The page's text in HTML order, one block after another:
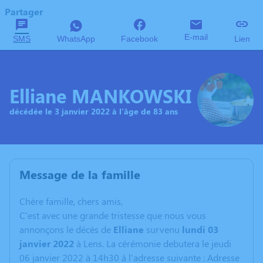
Partager
SMS WhatsApp Facebook E-mail Lien
Elliane MANKOWSKI
décédée le 3 janvier 2022 à l'âge de 83 ans
Message de la famille
Chère famille, chers amis,
C'est avec une grande tristesse que nous vous
annonçons le décès de Elliane survenu lundi 03
janvier 2022 à Lens. La cérémonie debutera le jeudi
06 janvier 2022 à 14h30 à l'adresse suivante : Adresse